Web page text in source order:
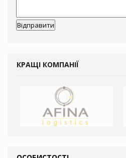
КРАЩІ КОМПАНІЇ